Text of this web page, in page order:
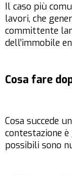
Il caso più
lavori, che
committente
dell’immobile
Cosa fare
Cosa succede
contestazione
possibili sono